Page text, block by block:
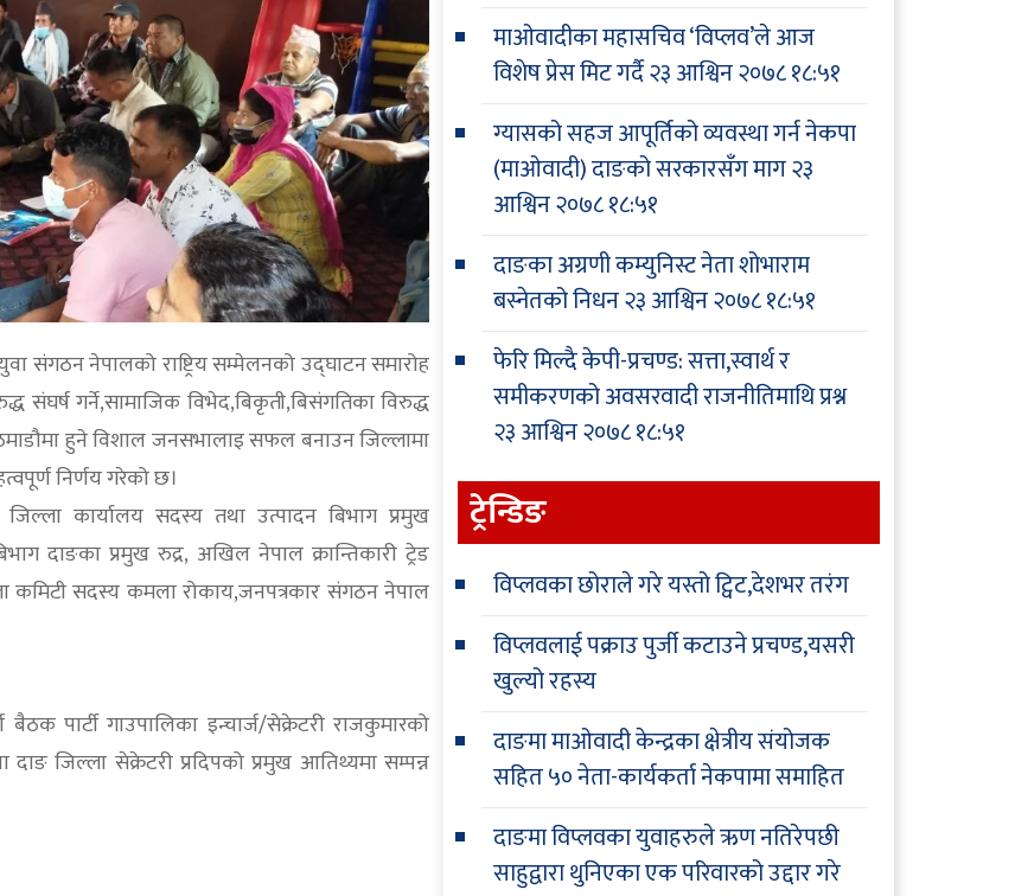
संगठन नेपालको राष्ट्रिय सम्मेलनको उद्घाटन समारोह
संघर्ष गर्ने,सामाजिक विभेद,बिकृती,बिसंगतिका विरुद्ध
हुने विशाल जनसभालाइ सफल बनाउन जिल्लामा
निर्णय गरेको छ।
कार्यालय सदस्य तथा उत्पादन बिभाग प्रमुख
दाङका प्रमुख रुद्र, अखिल नेपाल क्रान्तिकारी ट्रेड
कमिटी सदस्य कमला रोकाय,जनपत्रकार संगठन नेपाल
पार्टी गाउपालिका इन्चार्ज/सेक्रेटरी राजकुमारको
जिल्ला सेक्रेटरी प्रदिपको प्रमुख आतिथ्यमा सम्पन्न
माओवादीका महासचिव ‘विप्लव’ले आज
विशेष प्रेस मिट गर्दै२३ आश्विन २०७८ १८:५१
ग्यासको सहज आपूर्तिको व्यवस्था गर्न नेकपा
(माओवादी) दाङको सरकारसँग माग२३
आश्विन २०७८ १८:५१
दाङका अग्रणी कम्युनिस्ट नेता शोभाराम
बस्नेतको निधन२३ आश्विन २०७८ १८:५१
फेरि मिल्दै केपी-प्रचण्ड: सत्ता,स्वार्थ र
समीकरणको अवसरवादी राजनीतिमाथि प्रश्न
२३ आश्विन २०७८ १८:५१
ट्रेन्डिङ
विप्लवका छोराले गरे यस्तो ट्विट,देशभर तरंग
विप्लवलाई पक्राउ पुर्जी कटाउने प्रचण्ड,यसरी
खुल्यो रहस्य
दाङमा माओवादी केन्द्रका क्षेत्रीय संयोजक
सहित ५० नेता-कार्यकर्ता नेकपामा समाहित
दाङमा विप्लवका युवाहरुले ऋण नतिरेपछी
साहुद्वारा थुनिएका एक परिवारको उद्दार गरे